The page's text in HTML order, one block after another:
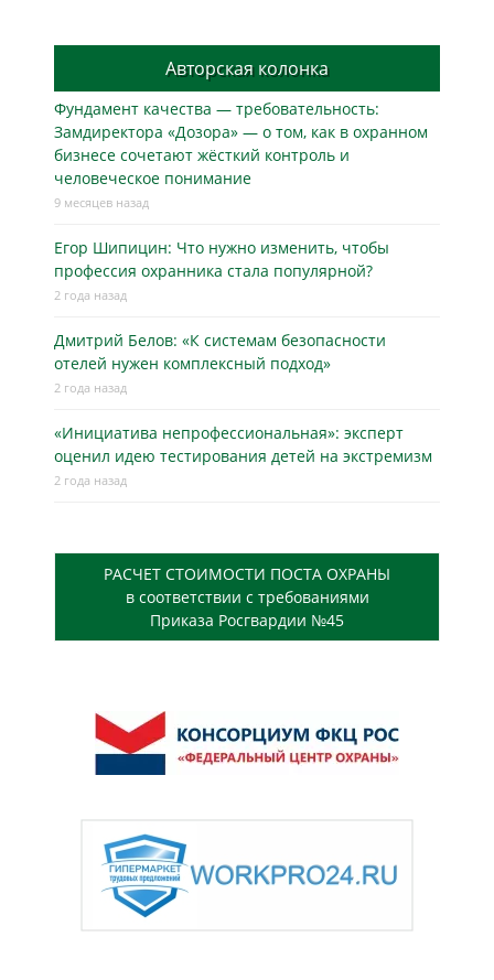
Авторская колонка
Фундамент качества — требовательность:
Замдиректора «Дозора» — о том, как в охранном
бизнесe сочетают жёсткий контроль и
человеческое понимание
9 месяцев назад
Егор Шипицин: Что нужно изменить, чтобы
профессия охранника стала популярной?
2 года назад
Дмитрий Белов: «К системам безопасности
отелей нужен комплексный подход»
2 года назад
«Инициатива непрофессиональная»: эксперт
оценил идею тестирования детей на экстремизм
2 года назад
РАСЧЕТ СТОИМОСТИ ПОСТА ОХРАНЫ
в соответствии с требованиями
Приказа Росгвардии №45